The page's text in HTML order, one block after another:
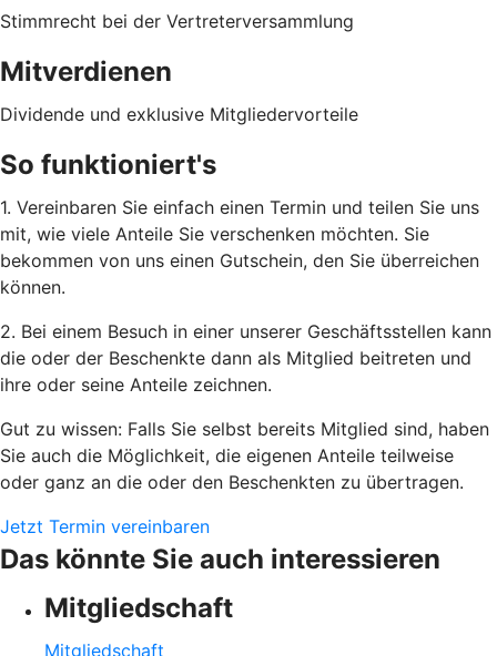
Stimmrecht bei der Vertreterversammlung
Mitverdienen
Dividende und exklusive Mitgliedervorteile
So funktioniert's
1. Vereinbaren Sie einfach einen Termin und teilen Sie uns
mit, wie viele Anteile Sie verschenken möchten. Sie
bekommen von uns einen Gutschein, den Sie überreichen
können.
2. Bei einem Besuch in einer unserer Geschäftsstellen kann
die oder der Beschenkte dann als Mitglied beitreten und
ihre oder seine Anteile zeichnen.
Gut zu wissen: Falls Sie selbst bereits Mitglied sind, haben
Sie auch die Möglichkeit, die eigenen Anteile teilweise
oder ganz an die oder den Beschenkten zu übertragen.
Jetzt Termin vereinbaren
Das könnte Sie auch interessieren
Mitgliedschaft
Mitgliedschaft